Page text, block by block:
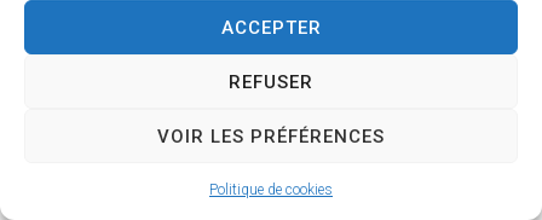
ACCEPTER
REFUSER
VOIR LES PRÉFÉRENCES
Politique de cookies
Données personnelles
Confidentialité
© 2025 - Propulsé par Utopia